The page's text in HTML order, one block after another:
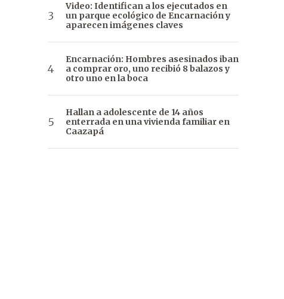
Video: Identifican a los ejecutados en
un parque ecológico de Encarnación y
aparecen imágenes claves
Encarnación: Hombres asesinados iban
a comprar oro, uno recibió 8 balazos y
otro uno en la boca
Hallan a adolescente de 14 años
enterrada en una vivienda familiar en
Caazapá